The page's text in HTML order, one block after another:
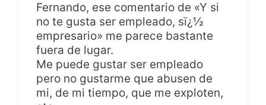
Fernando, ese comentario de «Y si
no te gusta ser empleado, sï¿½
empresario» me parece bastante
fuera de lugar.
Me puede gustar ser empleado
pero no gustarme que abusen de
mi, de mi tiempo, que me exploten,